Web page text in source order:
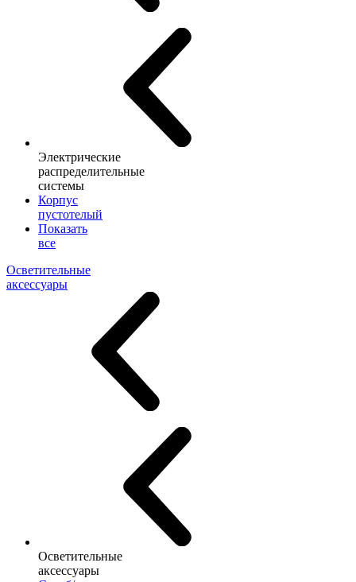
Электрические
распределительные
системы
Корпус
пустотелый
Показать
все
Осветительные
аксессуары
Осветительные
аксессуары